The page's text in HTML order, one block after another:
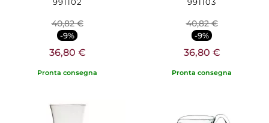
991102
40,82 €
-9%
36,80 €
Pronta consegna
991103
40,82 €
-9%
36,80 €
Pronta consegna